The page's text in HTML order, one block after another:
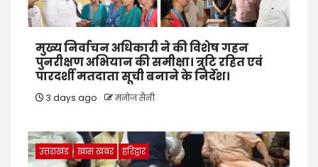
मुख्य निर्वाचन अधिकारी ने की विशेष गहन
पुनरीक्षण अभियान की समीक्षा। त्रुटि रहित एवं
पारदर्शी मतदाता सूची बनाने के निर्देश।
3 days ago मनोज सैनी
उत्तराखंड खास खबर हरिद्वार